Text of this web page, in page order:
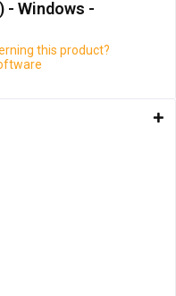
- Windows -
this product?